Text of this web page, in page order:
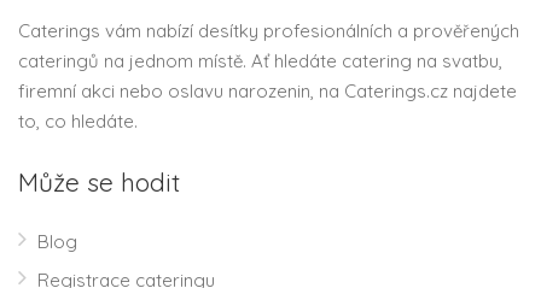
Caterings vám nabízí desítky profesionálních a prověřených
cateringů na jednom místě. Ať hledáte catering na svatbu,
firemní akci nebo oslavu narozenin, na Caterings.cz najdete
to, co hledáte.
Může se hodit
Blog
Registrace cateringu